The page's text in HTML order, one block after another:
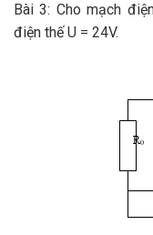
Bài 3: Cho mạch
điện thế U = 24V.